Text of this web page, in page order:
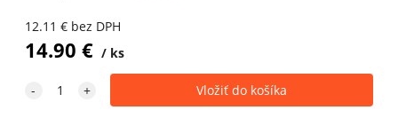
12.11 € bez DPH
14.90 € ks